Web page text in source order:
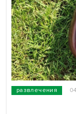
развлечения